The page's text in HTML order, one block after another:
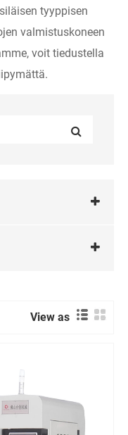
tyyppisen
valmistuskoneen
voit tiedustella
View as